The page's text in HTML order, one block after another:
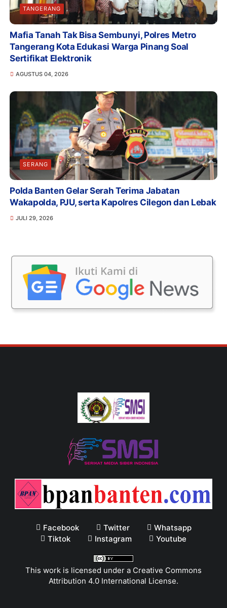
TANGERANG
Mafia Tanah Tak Bisa Sembunyi, Polres Metro
Tangerang Kota Edukasi Warga Pinang Soal
Sertifikat Elektronik
AGUSTUS 04, 2026
SERANG
Polda Banten Gelar Serah Terima Jabatan
Wakapolda, PJU, serta Kapolres Cilegon dan Lebak
JULI 29, 2026
Facebook Twitter
Whatsapp
Tiktok
Instagram Youtube
This work is licensed under a Creative Commons
Attribution 4.0 International License.